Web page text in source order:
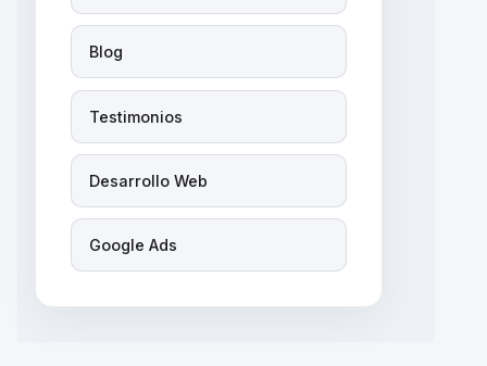
Blog
Testimonios
Desarrollo Web
Google Ads